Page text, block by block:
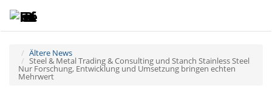
Ältere News
Steel & Metal Trading & Consulting und Stanch Stainless Steel
Nur Forschung, Entwicklung und Umsetzung bringen echten
Mehrwert